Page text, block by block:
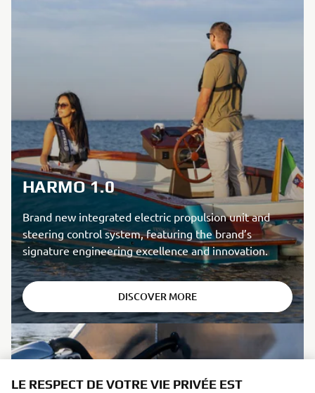
HARMO 1.0
Brand new integrated electric propulsion unit and
steering control system, featuring the brand’s
signature engineering excellence and innovation.
DISCOVER MORE
LE RESPECT DE VOTRE VIE PRIVÉE EST